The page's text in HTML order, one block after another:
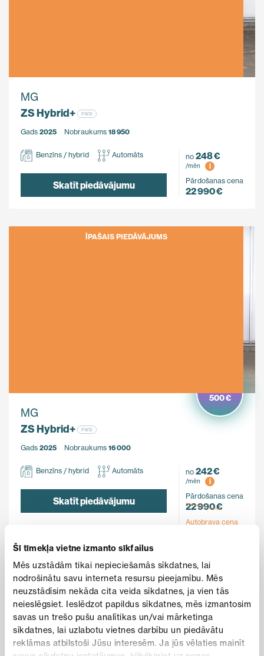
Šī tīmekļa vietne izmanto sīkfailus
Mēs uzstādām tikai nepieciešamās sīkdatnes, lai
nodrošinātu savu interneta resursu pieejamību. Mēs
neuzstādīsim nekāda cita veida sīkdatnes, ja vien tās
neieslēgsiet. Ieslēdzot papildus sīkdatnes, mēs izmantosim
savas un trešo pušu analītikas un/vai mārketinga
sīkdatnes, lai uzlabotu vietnes darbību un piedāvātu
reklāmas atbilstoši Jūsu interesēm. Ja jūs vēlaties mainīt
MG
ZS Hybrid+
FWD
Gads 2025 Nobraukums 18 950
Benzīns / hybrid Automāts
Skatīt piedāvājumu
no 248 €
/mēn
i
Pārdošanas cena
22 990 €
ĪPAŠAIS PIEDĀVĀJUMS
MG
ZS Hybrid+
FWD
Gads 2025 Nobraukums 16 000
500 €
Benzīns / hybrid Automāts
Skatīt piedāvājumu
no 242 €
/mēn
i
Pārdošanas cena
22 990 €
Autobrava cena
ĪPAŠAIS PIEDĀVĀJUMS